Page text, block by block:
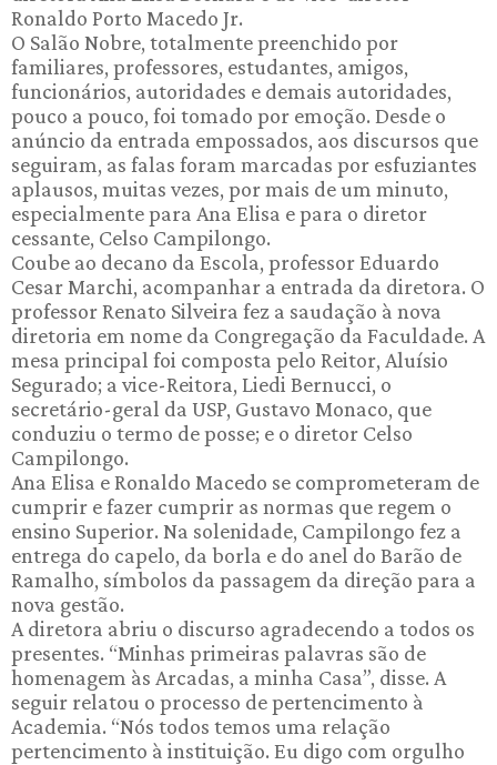
Ronaldo Porto Macedo Jr.
O Salão Nobre, totalmente preenchido por
familiares, professores, estudantes, amigos,
funcionários, autoridades e demais autoridades,
pouco a pouco, foi tomado por emoção. Desde o
anúncio da entrada empossados, aos discursos que
seguiram, as falas foram marcadas por esfuziantes
aplausos, muitas vezes, por mais de um minuto,
especialmente para Ana Elisa e para o diretor
cessante, Celso Campilongo.
Coube ao decano da Escola, professor Eduardo
Cesar Marchi, acompanhar a entrada da diretora. O
professor Renato Silveira fez a saudação à nova
diretoria em nome da Congregação da Faculdade. A
mesa principal foi composta pelo Reitor, Aluísio
Segurado; a vice-Reitora, Liedi Bernucci, o
secretário-geral da USP, Gustavo Monaco, que
conduziu o termo de posse; e o diretor Celso
Campilongo.
Ana Elisa e Ronaldo Macedo se comprometeram de
cumprir e fazer cumprir as normas que regem o
ensino Superior. Na solenidade, Campilongo fez a
entrega do capelo, da borla e do anel do Barão de
Ramalho, símbolos da passagem da direção para a
nova gestão.
A diretora abriu o discurso agradecendo a todos os
presentes. “Minhas primeiras palavras são de
homenagem às Arcadas, a minha Casa”, disse. A
seguir relatou o processo de pertencimento à
Academia. “Nós todos temos uma relação
pertencimento à instituição. Eu digo com orgulho